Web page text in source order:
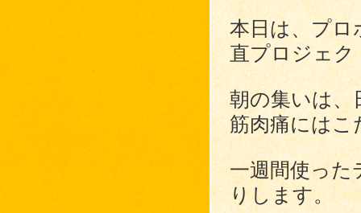
本日は、プロ
直プロジェク
朝の集いは、
筋肉痛にはこ
一週間使った
りします。